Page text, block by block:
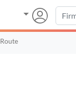
Route